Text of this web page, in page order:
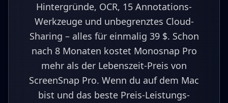
Hintergründe, OCR, 15 Annotations-
Werkzeuge und unbegrenztes Cloud-
Sharing – alles für einmalig 39 $. Schon
nach 8 Monaten kostet Monosnap Pro
mehr als der Lebenszeit-Preis von
ScreenSnap Pro. Wenn du auf dem Mac
bist und das beste Preis-Leistungs-